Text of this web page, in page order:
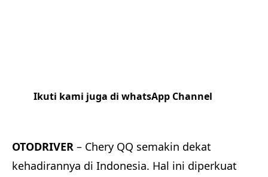
Ikuti kami juga di whatsApp Channel
OTODRIVER – Chery QQ semakin dekat
kehadirannya di Indonesia. Hal ini diperkuat